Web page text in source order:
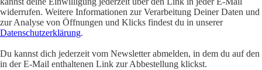
widerrufen. Weitere Informationen zur Verarbeitung Deiner Daten und
zur Analyse von Öffnungen und Klicks findest du in unserer
Datenschutzerklärung.
Du kannst dich jederzeit vom Newsletter abmelden, in dem du auf den
in der E-Mail enthaltenen Link zur Abbestellung klickst.